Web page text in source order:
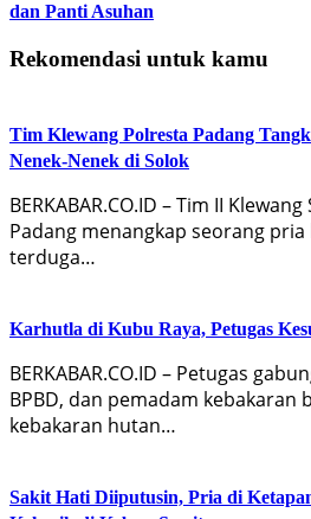
dan Panti Asuhan
Rekomendasi untuk kamu
Tim Klewang Polresta Padang
Nenek-Nenek di Solok
BERKABAR.CO.ID – Tim II
Padang menangkap seorang pria
terduga…
Karhutla di Kubu Raya, Petugas
BERKABAR.CO.ID – Petugas
BPBD, dan pemadam kebakaran
kebakaran hutan…
Sakit Hati Diiputusin, Pria di